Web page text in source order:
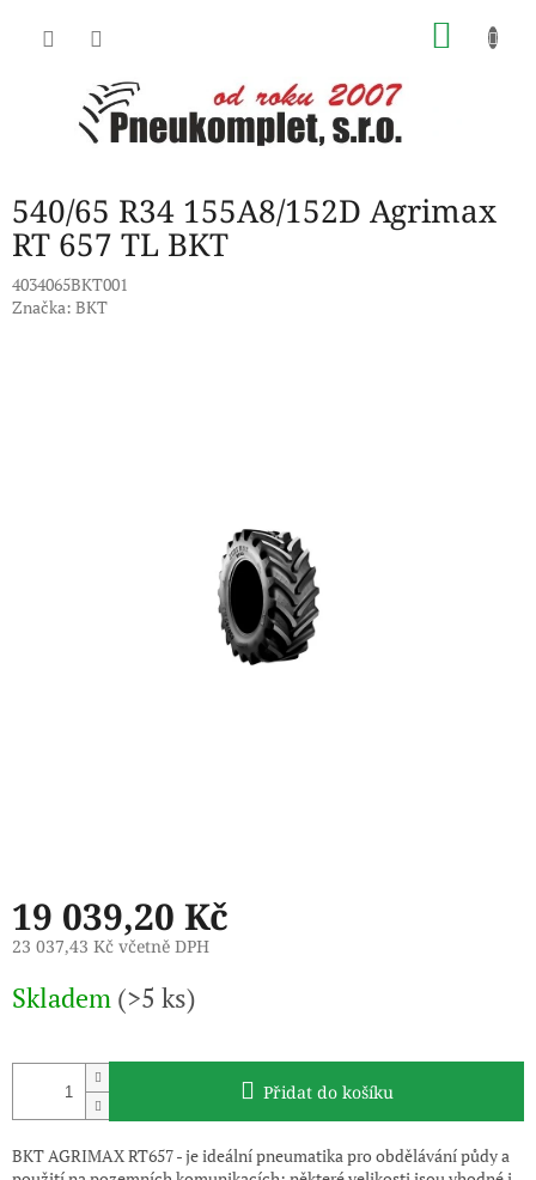
540/65 R34 155A8/152D Agrimax
RT 657 TL BKT
4034065BKT001
Značka: BKT
19 039,20 Kč
23 037,43 Kč včetně DPH
cena:
Skladem (>5 ks)
Přidat do košíku
BKT AGRIMAX RT657 - je ideální pneumatika pro obdělávání půdy a